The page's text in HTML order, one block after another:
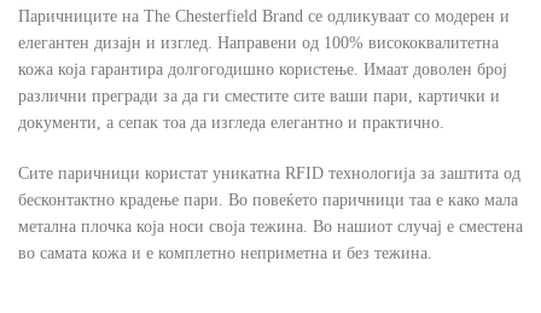
Паричниците на The Chesterfield Brand се одликуваат со модерен и
елегантен дизајн и изглед. Направени од 100% висококвалитетна
кожа која гарантира долгогодишно користење. Имаат доволен број
различни прегради за да ги сместите сите ваши пари, картички и
документи, а сепак тоа да изгледа елегантно и практично.
Сите паричници користат уникатна RFID технологија за заштита од
бесконтактно крадење пари. Во повеќето паричници таа е како мала
метална плочка која носи своја тежина. Во нашиот случај е сместена
во самата кожа и е комплетно неприметна и без тежина.